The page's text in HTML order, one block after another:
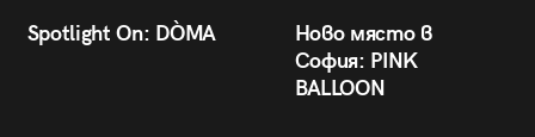
Spotlight On: DÒMA
Ново място в
София: PINK
BALLOON